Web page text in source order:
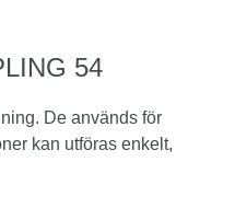
54
De används för
kan utföras enkelt,